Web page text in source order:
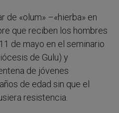
de «olum» –«hierba» en
que reciben los hombres
de mayo en el seminario
de Gulu) y
de jóvenes
de edad sin que el
resistencia.